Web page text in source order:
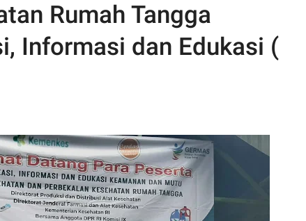
Rumah Tangga
Informasi dan Edukasi (